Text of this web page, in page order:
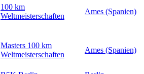
100 km
Weltmeisterschaften
Ames (Spanien)
Masters 100 km
Weltmeisterschaften
Ames (Spanien)